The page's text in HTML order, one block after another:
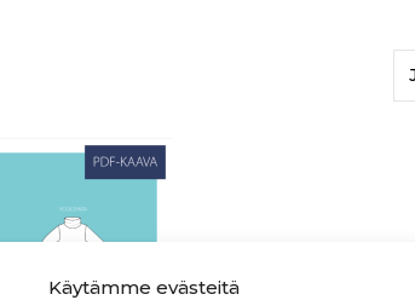
Käytämme evästeitä